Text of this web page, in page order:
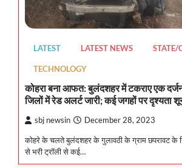
LATEST LATEST NEWS STATE/
TECHNOLOGY
कोहरा बना आफत: बुलंदशहर में टकराए एक
जिलों में रेड अलर्ट जारी; कई जगहों पर दृश्यता
sbj newsin December 28, 2023
कोहरे के चलते बुलंदशहर के गुलावठी के ग्राम छपरावट के
से भरी ट्रॉली से कई…